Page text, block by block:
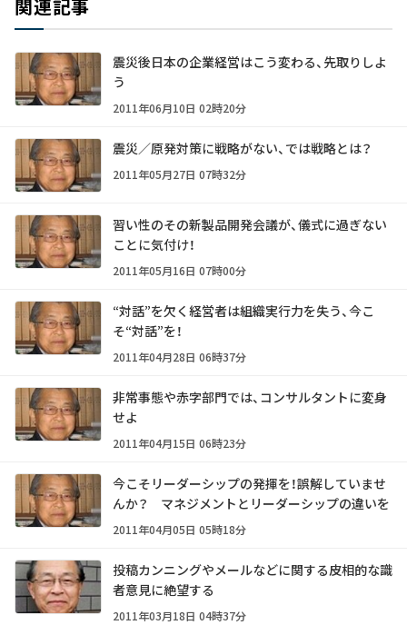
関連記事
震災後日本の企業経営はこう変わる、先取りしよ
う
2011年06月10日 02時20分
震災／原発対策に戦略がない、では戦略とは？
2011年05月27日 07時32分
習い性のその新製品開発会議が、儀式に過ぎない
ことに気付け！
2011年05月16日 07時00分
“対話”を欠く経営者は組織実行力を失う、今こ
そ“対話”を！
2011年04月28日 06時37分
非常事態や赤字部門では、コンサルタントに変身
せよ
2011年04月15日 06時23分
今こそリーダーシップの発揮を！誤解していませ
んか？ マネジメントとリーダーシップの違いを
2011年04月05日 05時18分
投稿カンニングやメールなどに関する皮相的な識
者意見に絶望する
2011年03月18日 04時37分